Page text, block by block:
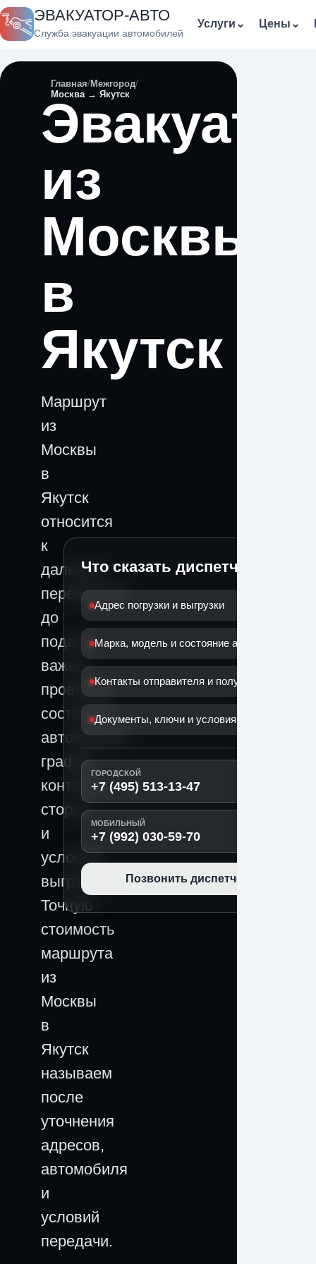
ЭВАКУАТОР-АВТО
Служба эвакуации автомобилей
Услуги ⌄ Цены ⌄
Главная Межгород
Москва → Якутск
из
Москвы
в
Якутск
Маршрут
из
Москвы
в
Якутск
относится
к
дальним
перевозкам:
до
подачи
важно
проверить
состояние
автомобиля,
график,
контакты
сторон
и
условия
выгрузки.
Точную
стоимость
маршрута
из
Москвы
в
Якутск
называем
после
уточнения
адресов,
автомобиля
и
условий
передачи.
Что сказать диспетчеру
Адрес погрузки и выгрузки
Марка, модель и состояние автомобиля
Контакты отправителя и получателя
Документы, ключи и условия передачи
ГОРОДСКОЙ
+7 (495) 513-13-47
МОБИЛЬНЫЙ
+7 (992) 030-59-70
Позвонить диспетчеру